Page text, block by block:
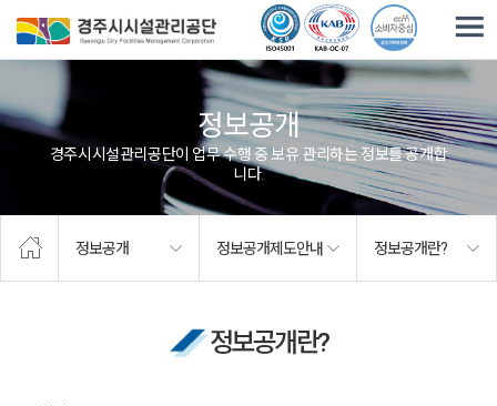
정보공개
경주시시설관리공단이 업무 수행 중 보유·관리하는 정보를 공개합
니다.
정보공개 정보공개제도안내 정보공개란?
정보공개란?